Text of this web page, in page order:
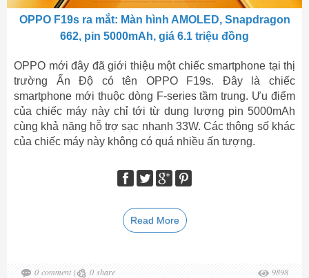
OPPO F19s ra mắt: Màn hình AMOLED, Snapdragon
662, pin 5000mAh, giá 6.1 triệu đồng
OPPO mới đây đã giới thiệu một chiếc smartphone tại thị
trường Ấn Độ có tên OPPO F19s. Đây là chiếc
smartphone mới thuộc dòng F-series tầm trung. Ưu điểm
của chiếc máy này chỉ tới từ dung lượng pin 5000mAh
cùng khả năng hỗ trợ sạc nhanh 33W. Các thông số khác
của chiếc máy này không có quá nhiều ấn tượng.
Read More
0 comment | 0 share 9898